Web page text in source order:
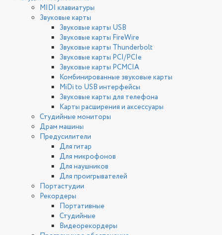
MIDI клавиатуры
Звуковые карты
Звуковые карты USB
Звуковые карты FireWire
Звуковые карты Thunderbolt
Звуковые карты PCI/PCIe
Звуковые карты PCMCIA
Комбинированные звуковые карты
MiDi to USB интерфейсы
Звуковые карты для телефона
Карты расширения и аксессуары
Студийные мониторы
Драм машины
Предусилители
Для гитар
Для микрофонов
Для наушников
Для проигрывателей
Портастудии
Рекордеры
Портативные
Студийные
Видеорекордеры